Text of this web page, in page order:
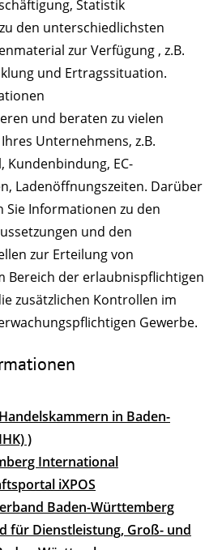
Statistik
den unterschiedlichsten
zur Verfügung , z.B.
und Ertragssituation.
und beraten zu vielen
Unternehmens, z.B.
Kundenbindung, EC-
Ladenöffnungszeiten. Darüber
Sie Informationen zu den
und den
zur Erteilung von
Bereich der erlaubnispflichtigen
zusätzlichen Kontrollen im
Gewerbe.
in Baden-
)
International
iXPOS
Baden-Württemberg
für Dienstleistung, Groß- und